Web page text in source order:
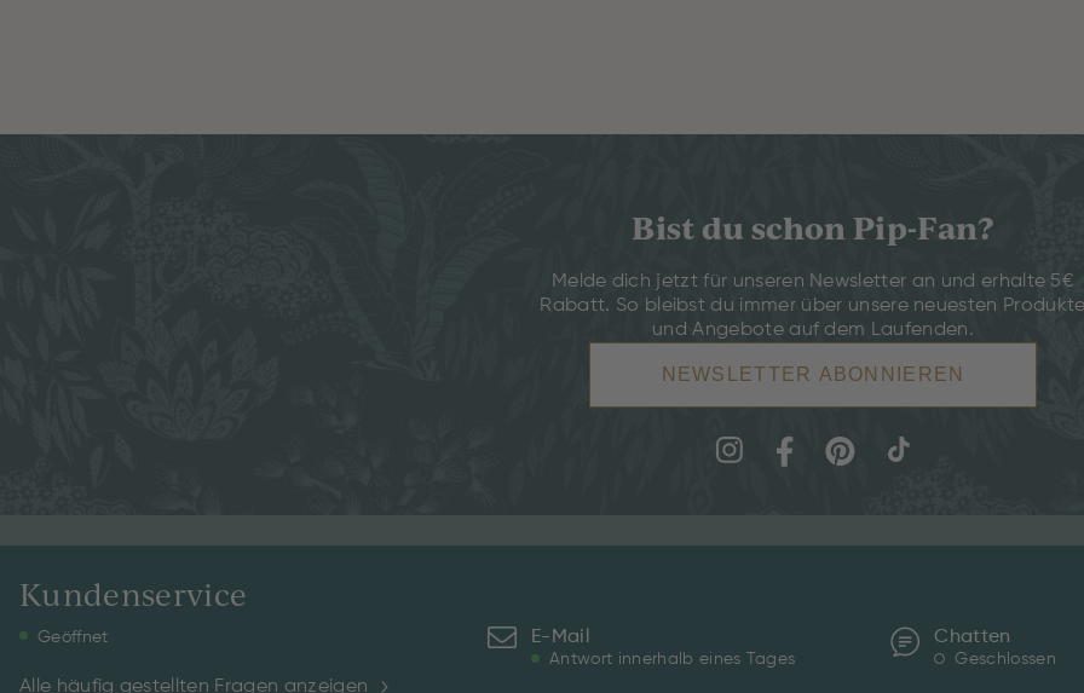
Bist du schon Pip-Fan?
Melde dich jetzt für unseren Newsletter an und erhalte 5€
Rabatt. So bleibst du immer über unsere neuesten
und Angebote auf dem Laufenden.
NEWSLETTER ABONNIEREN
Kundenservice
Geöffnet
Alle häufig gestellten Fragen anzeigen
E-Mail
Antwort innerhalb eines Tages
Chatten
Geschlossen